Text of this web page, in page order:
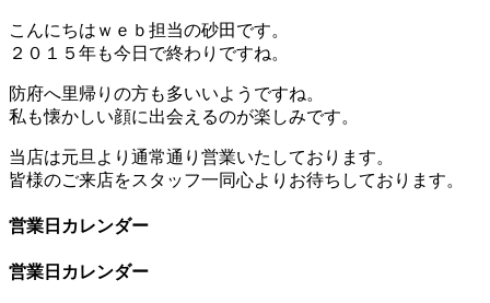
こんにちはｗｅｂ担当の砂田です。
２０１５年も今日で終わりですね。
防府へ里帰りの方も多いいようですね。
私も懐かしい顔に出会えるのが楽しみです。
当店は元旦より通常通り営業いたしております。
皆様のご来店をスタッフ一同心よりお待ちしております。
営業日カレンダー
営業日カレンダー